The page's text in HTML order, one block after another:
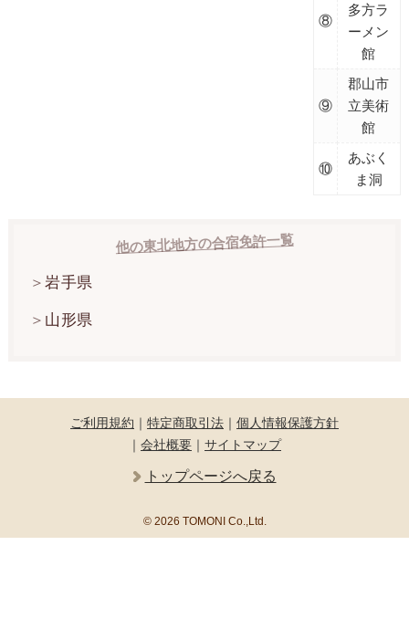
⑧
多方ラ
ーメン
館
⑨
郡山市
立美術
館
⑩
あぶく
ま洞
他の東北地方の合宿免許一覧
岩手県
山形県
ご利用規約 ｜ 特定商取引法 ｜ 個人情報保護方針
｜ 会社概要 ｜ サイトマップ
トップページへ戻る
© 2026 TOMONI Co.,Ltd.